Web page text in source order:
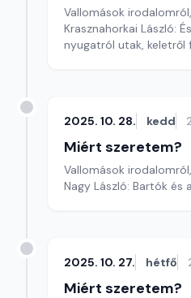
Vallomások
Krasznahorkai László:
nyugatról utak, keletről
2025. 10. 28. kedd
Miért szeretem?
Vallomások
Nagy László: Bartók és
2025. 10. 27. hétfő
Miért szeretem?